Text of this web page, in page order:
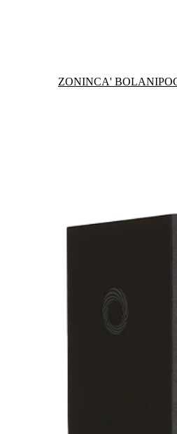
ZONINCA' BOLANI